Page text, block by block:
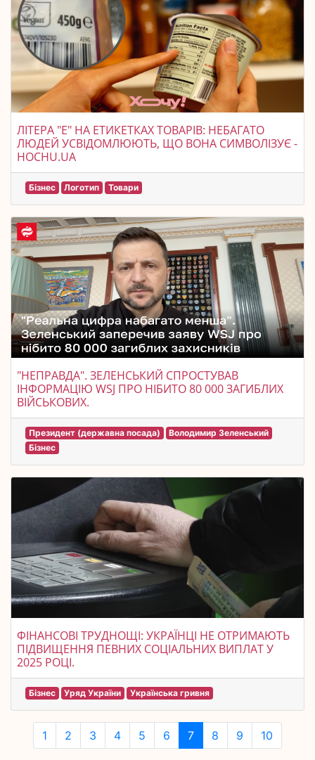
ЛІТЕРА "Е" НА ЕТИКЕТКАХ ТОВАРІВ: НЕБАГАТО
ЛЮДЕЙ УСВІДОМЛЮЮТЬ, ЩО ВОНА СИМВОЛІЗУЄ -
HOCHU.UA
Бізнес Логотип Товари
"НЕПРАВДА". ЗЕЛЕНСЬКИЙ СПРОСТУВАВ
ІНФОРМАЦІЮ WSJ ПРО НІБИТО 80 000 ЗАГИБЛИХ
ВІЙСЬКОВИХ.
Президент (державна посада)
Володимир Зеленський
Бізнес
ФІНАНСОВІ ТРУДНОЩІ: УКРАЇНЦІ НЕ ОТРИМАЮТЬ
ПІДВИЩЕННЯ ПЕВНИХ СОЦІАЛЬНИХ ВИПЛАТ У
2025 РОЦІ.
Бізнес Уряд України Українська гривня
1 2 3 4 5 6 7 8 9 10